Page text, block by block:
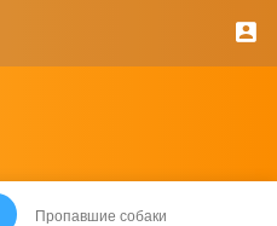
Пропавшие собаки